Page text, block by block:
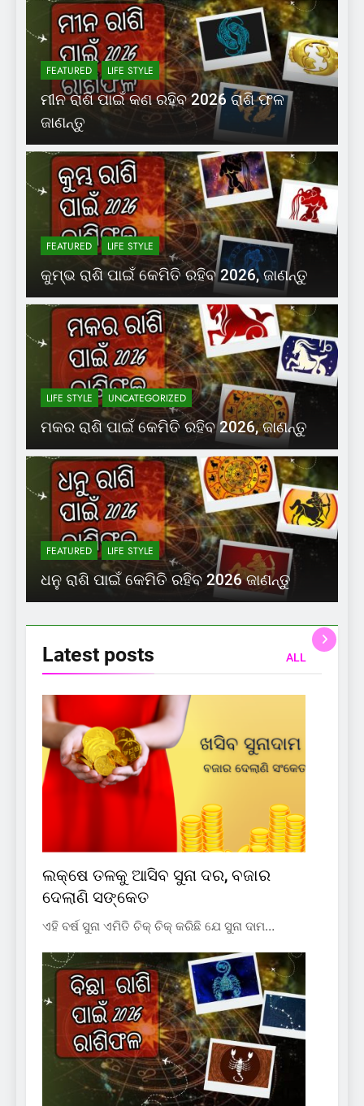
FEATURED LIFE STYLE
ମୀନ ରାଶି ପାଇଁ କଣ ରହିବ 2026 ରାଶି ଫଳ
ଜାଣନ୍ତୁ
FEATURED LIFE STYLE
କୁମ୍ଭ ରାଶି ପାଇଁ କେମିତି ରହିବ 2026, ଜାଣନ୍ତୁ
LIFE STYLE UNCATEGORIZED
ମକର ରାଶି ପାଇଁ କେମିତି ରହିବ 2026, ଜାଣନ୍ତୁ
FEATURED LIFE STYLE
ଧନୁ ରାଶି ପାଇଁ କେମିତି ରହିବ 2026 ଜାଣନ୍ତୁ
Latest posts ALL
ଲକ୍ଷେ ତଳକୁ ଆସିବ ସୁନା ଦର, ବଜାର
ଦେଲାଣି ସଙ୍କେତ
ଏହି ବର୍ଷ ସୁନା ଏମିତି ଚିକ୍ ଚିକ୍ କରିଛି ଯେ ସୁନା ଦାମ…